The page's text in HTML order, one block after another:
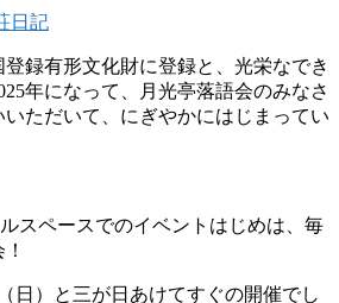
日記
登録有形文化財に登録と、光栄なでき
年になって、月光亭落語会のみなさ
ただいて、にぎやかにはじまってい
スペースでのイベントはじめは、毎
日）と三が日あけてすぐの開催でし